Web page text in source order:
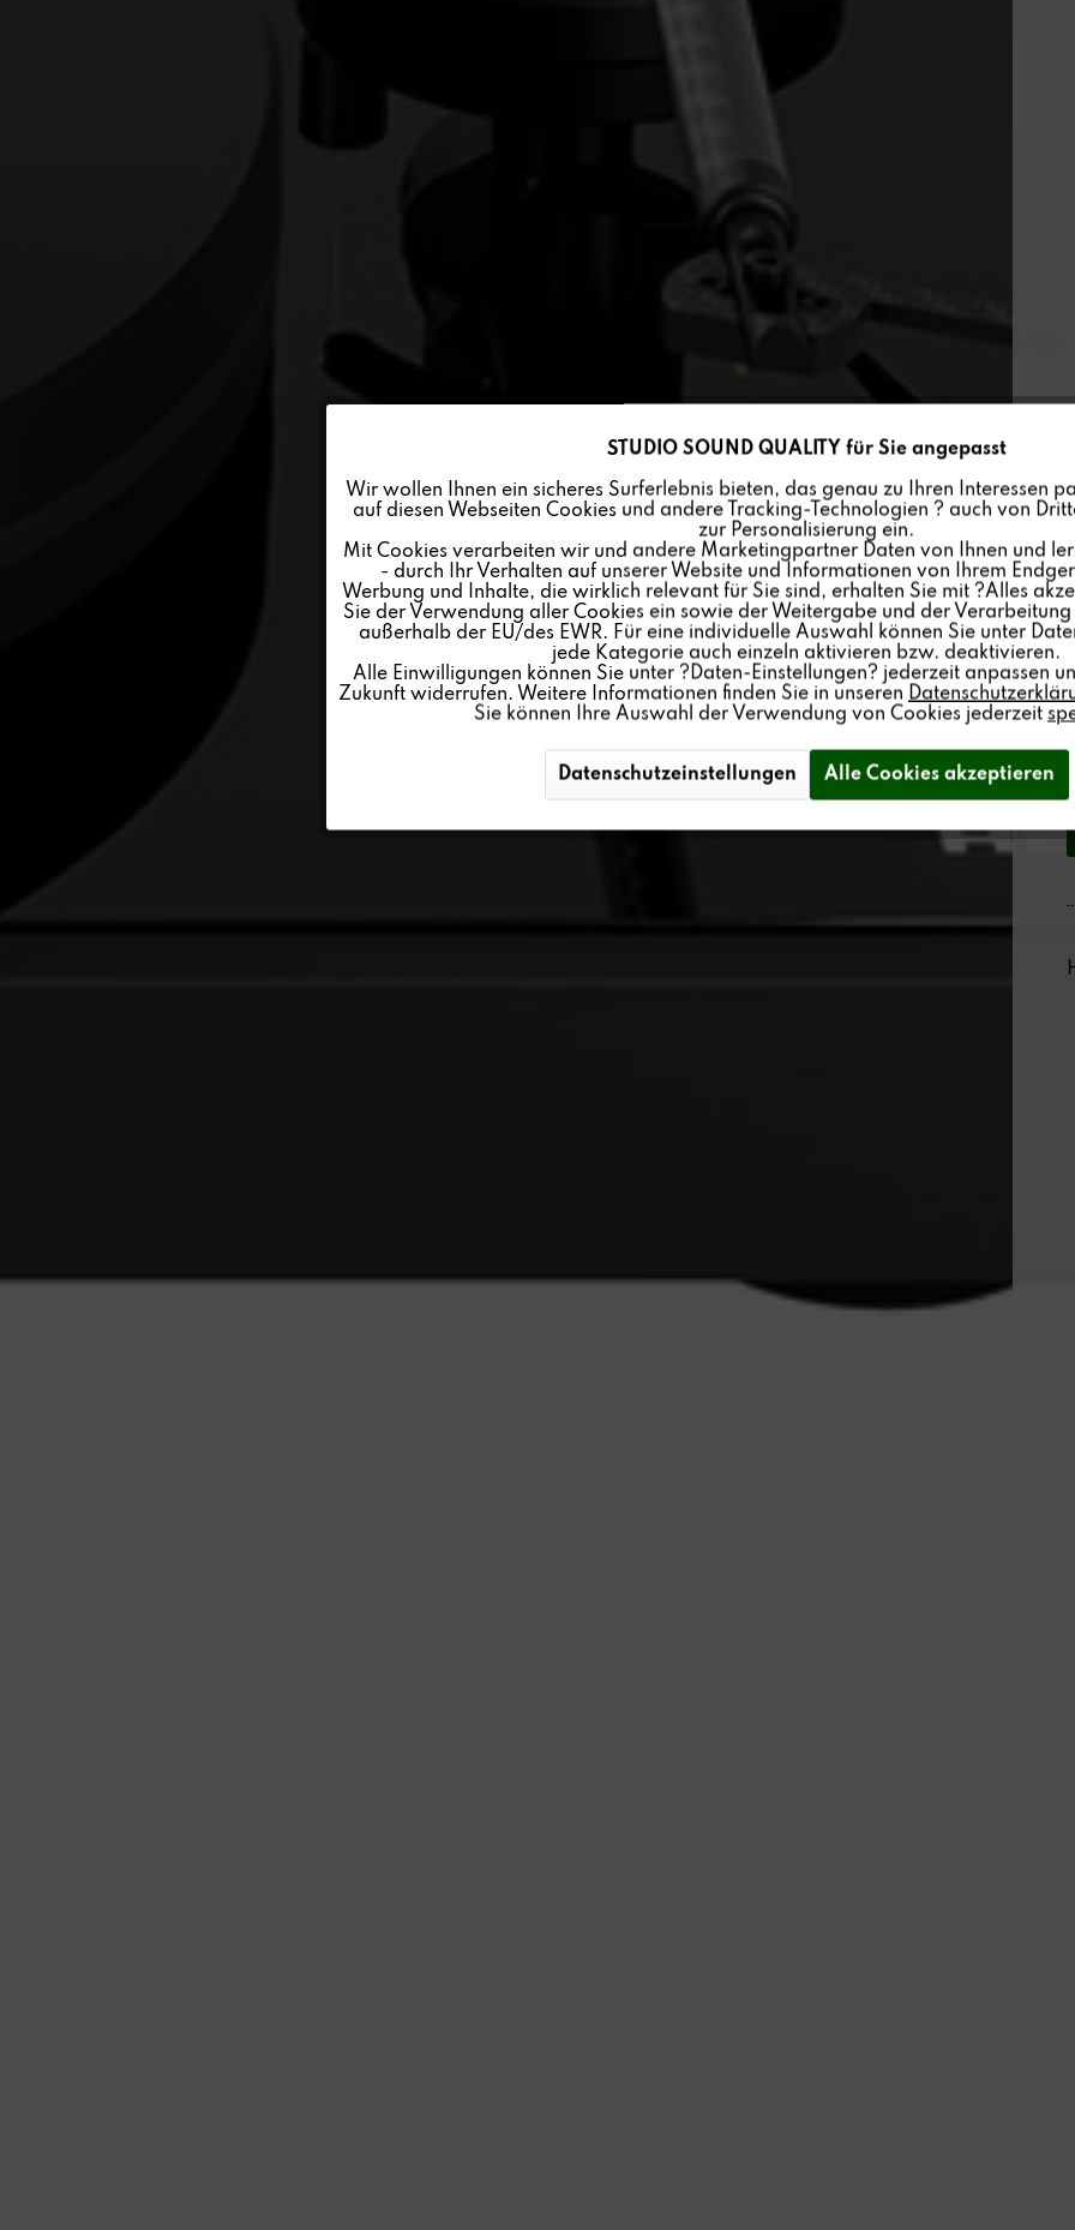
Tracking
Personalisierung
STUDIO SOUND QUALITY für Sie angepasst
Wir wollen Ihnen ein sicheres Surferlebnis bieten, das genau zu Ihren Interessen
auf diesen Webseiten Cookies und andere Tracking-Technologien ? auch von
zur Personalisierung ein.
Mit Cookies verarbeiten wir und andere Marketingpartner Daten von Ihnen und
- durch Ihr Verhalten auf unserer Website und Informationen von Ihrem
Werbung und Inhalte, die wirklich relevant für Sie sind, erhalten Sie mit ?Alles
Sie der Verwendung aller Cookies ein sowie der Weitergabe und der
außerhalb der EU/des EWR. Für eine individuelle Auswahl können Sie unter
jede Kategorie auch einzeln aktivieren bzw. deaktivieren.
Alle Einwilligungen können Sie unter ?Daten-Einstellungen? jederzeit anpassen
Zukunft widerrufen. Weitere Informationen finden Sie in unseren
Sie können Ihre Auswahl der Verwendung von Cookies jederzeit
Datenschutzeinstellungen Alle Cookies akzeptieren